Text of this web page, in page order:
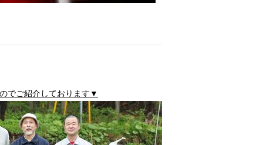
でご紹介しております▼